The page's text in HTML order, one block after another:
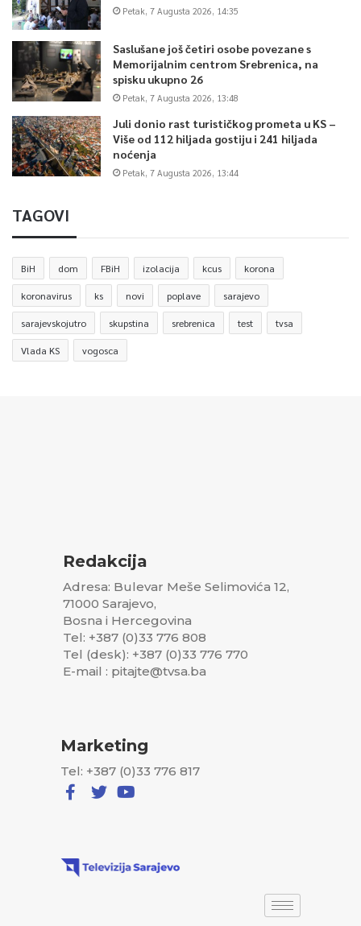
Petak, 7 Augusta 2026, 14:35
Saslušane još četiri osobe povezane s
Memorijalnim centrom Srebrenica, na
spisku ukupno 26
Petak, 7 Augusta 2026, 13:48
Juli donio rast turističkog prometa u KS –
Više od 112 hiljada gostiju i 241 hiljada
noćenja
Petak, 7 Augusta 2026, 13:44
TAGOVI
BiH dom FBiH izolacija kcus korona
koronavirus ks novi poplave sarajevo
sarajevskojutro skupstina srebrenica test tvsa
Vlada KS vogosca
Redakcija
Adresa: Bulevar Meše Selimovića 12,
71000 Sarajevo,
Bosna i Hercegovina
Tel: +387 (0)33 776 808
Tel (desk): +387 (0)33 776 770
E-mail : pitajte@tvsa.ba
Marketing
Tel: +387 (0)33 776 817